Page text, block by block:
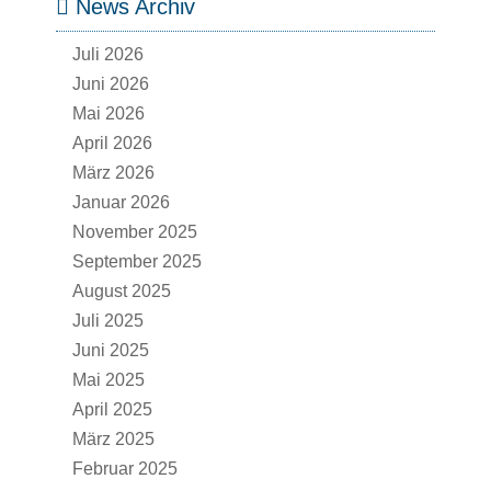
News Archiv
Juli 2026
Juni 2026
Mai 2026
April 2026
März 2026
Januar 2026
November 2025
September 2025
August 2025
Juli 2025
Juni 2025
Mai 2025
April 2025
März 2025
Februar 2025